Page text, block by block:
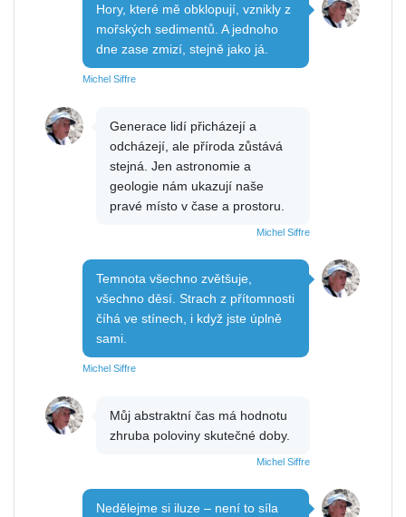
Hory, které mě obklopují, vznikly z
mořských sedimentů. A jednoho
dne zase zmizí, stejně jako já.
Michel Siffre
Generace lidí přicházejí a
odcházejí, ale příroda zůstává
stejná. Jen astronomie a
geologie nám ukazují naše
pravé místo v čase a prostoru.
Michel Siffre
Temnota všechno zvětšuje,
všechno děsí. Strach z přítomnosti
číhá ve stínech, i když jste úplně
sami.
Michel Siffre
Můj abstraktní čas má hodnotu
zhruba poloviny skutečné doby.
Michel Siffre
Nedělejme si iluze – není to síla